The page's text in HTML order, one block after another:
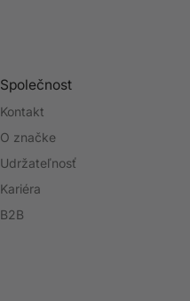
Společnost
Kontakt
O značke
Udržateľnosť
Kariéra
B2B